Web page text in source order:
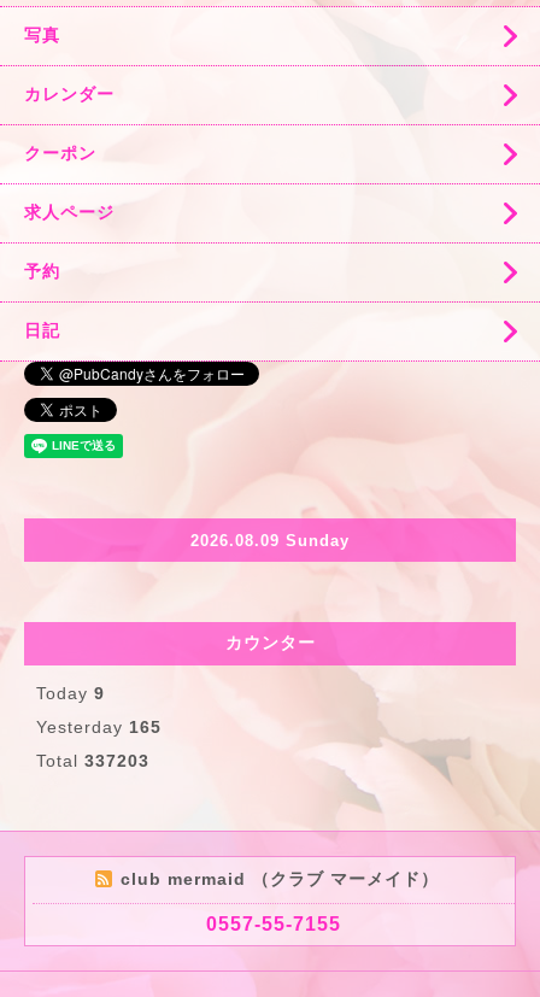
写真
カレンダー
クーポン
求人ページ
予約
日記
2026.08.09 Sunday
カウンター
Today 9
Yesterday 165
Total 337203
club mermaid （クラブ マーメイド）
0557-55-7155